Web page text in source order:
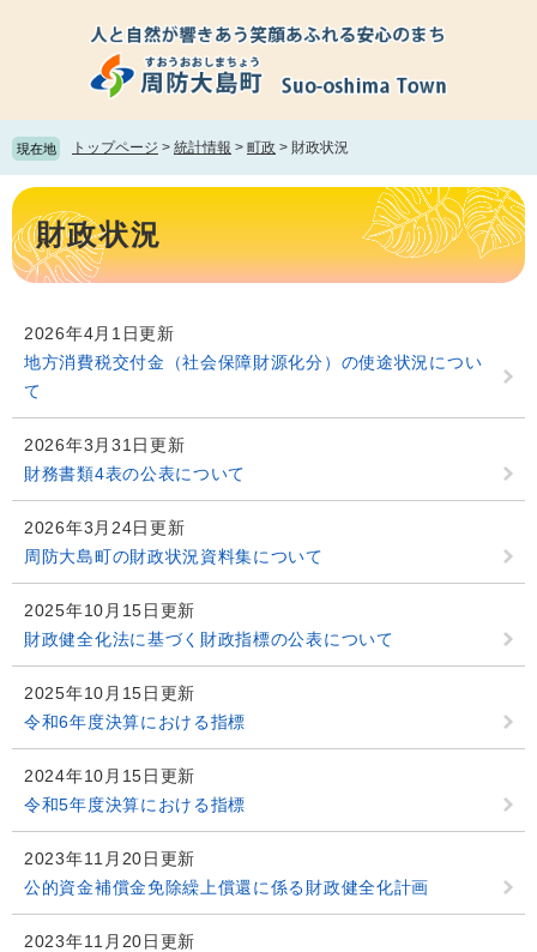
頭
で
す。
飛
ば
て
本
文
現在地 トップページ > 統計情報 > 町政 > 財政状況
本
文 財政状況
2026年4月1日更新
地方消費税交付金（社会保障財源化分）の使途状況につい
て
2026年3月31日更新
財務書類4表の公表について
2026年3月24日更新
周防大島町の財政状況資料集について
2025年10月15日更新
財政健全化法に基づく財政指標の公表について
2025年10月15日更新
令和6年度決算における指標
2024年10月15日更新
令和5年度決算における指標
2023年11月20日更新
公的資金補償金免除繰上償還に係る財政健全化計画
2023年11月20日更新